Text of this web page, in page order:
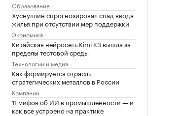
Образование
Хуснуллин спрогнозировал спад ввода
жилья при отсутствии мер поддержки
Экономика
Китайская нейросеть Kimi K3 вышла за
пределы тестовой среды
Технологии и медиа
Как формируется отрасль
стратегических металлов в России
Компании
11 мифов об ИИ в промышленности — и
как все устроено на практике